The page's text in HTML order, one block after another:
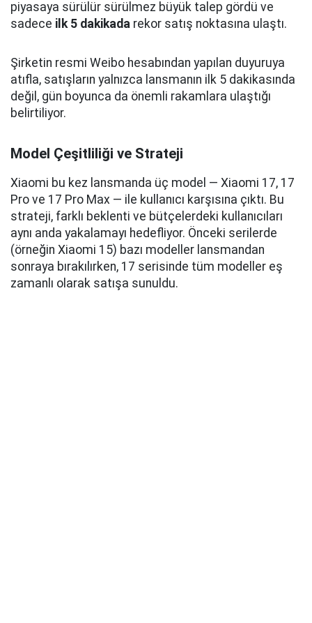
piyasaya sürülür sürülmez büyük talep gördü ve
sadece ilk 5 dakikada rekor satış noktasına ulaştı.
Şirketin resmi Weibo hesabından yapılan duyuruya
atıfla, satışların yalnızca lansmanın ilk 5 dakikasında
değil, gün boyunca da önemli rakamlara ulaştığı
belirtiliyor.
Model Çeşitliliği ve Strateji
Xiaomi bu kez lansmanda üç model — Xiaomi 17, 17
Pro ve 17 Pro Max — ile kullanıcı karşısına çıktı. Bu
strateji, farklı beklenti ve bütçelerdeki kullanıcıları
aynı anda yakalamayı hedefliyor. Önceki serilerde
(örneğin Xiaomi 15) bazı modeller lansmandan
sonraya bırakılırken, 17 serisinde tüm modeller eş
zamanlı olarak satışa sunuldu.